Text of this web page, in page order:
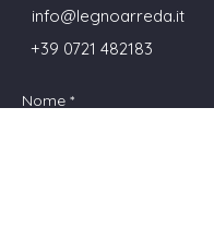
info@legnoarreda.it
+39 0721 482183
Nome